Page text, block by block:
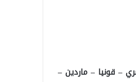
– قونيا – ماردين –